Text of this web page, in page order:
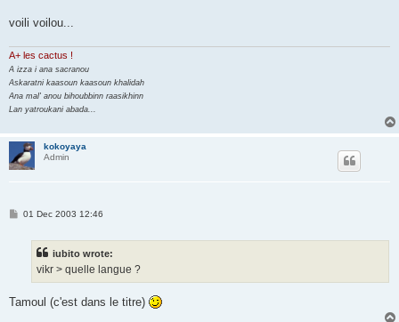
voili voilou...
A+ les cactus !
A izza i ana sacranou
Askaratni kaasoun kaasoun khalidah
Ana mal' anou bihoubbinn raasikhinn
Lan yatroukani abada...
kokoyaya
Admin
P01 Dec 2003 12:46
iubito wrote:
vikr > quelle langue ?
Tamoul (c'est dans le titre)